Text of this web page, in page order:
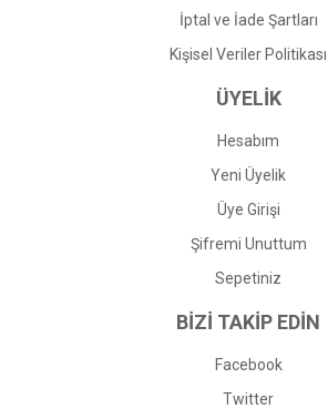
İptal ve İade Şartları
Kişisel Veriler Politikası
ÜYELİK
Hesabım
Yeni Üyelik
Üye Girişi
Şifremi Unuttum
Sepetiniz
BİZİ TAKİP EDİN
Facebook
Twitter